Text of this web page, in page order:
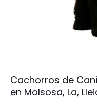
Cachorros de
en Molsosa, La,